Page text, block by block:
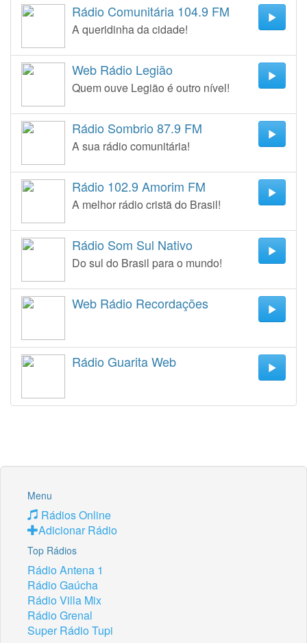
Rádio Comunitária 104.9 FM
A queridinha da cidade!
Web Rádio Legião
Quem ouve Legião é outro nível!
Rádio Sombrio 87.9 FM
A sua rádio comunitária!
Rádio 102.9 Amorim FM
A melhor rádio cristã do Brasil!
Rádio Som Sul Nativo
Do sul do Brasil para o mundo!
Web Rádio Recordações
Rádio Guarita Web
Menu
Rádios Online
Adicionar Rádio
Top Rádios
Rádio Antena 1
Rádio Gaúcha
Rádio Villa Mix
Rádio Grenal
Super Rádio Tupi